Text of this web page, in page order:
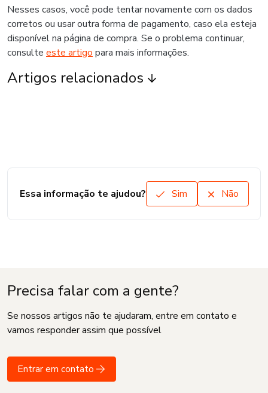
Nesses casos, você pode tentar novamente com os dados
corretos ou usar outra forma de pagamento, caso ela esteja
disponível na página de compra. Se o problema continuar,
consulte este artigo para mais informações.
Artigos relacionados
Essa informação te ajudou? Sim Não
Precisa falar com a gente?
Se nossos artigos não te ajudaram, entre em contato e
vamos responder assim que possível
Entrar em contato